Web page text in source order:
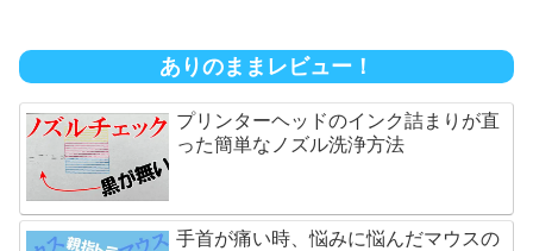
ありのままレビュー！
プリンターヘッドのインク詰まりが直
った簡単なノズル洗浄方法
手首が痛い時、悩みに悩んだマウスの